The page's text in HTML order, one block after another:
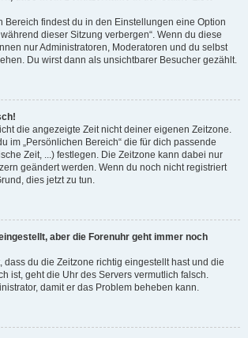
Bereich findest du in den Einstellungen eine Option
dieser Sitzung verbergen“. Wenn du diese
nur Administratoren, Moderatoren und du selbst
Du wirst dann als unsichtbarer Besucher gezählt.
die angezeigte Zeit nicht deiner eigenen Zeitzone.
im „Persönlichen Bereich“ die für dich passende
Zeit, ...) festlegen. Die Zeitzone kann dabei nur
geändert werden. Wenn du noch nicht registriert
dies jetzt zu tun.
aber die Forenuhr geht immer noch
dass du die Zeitzone richtig eingestellt hast und die
ist, geht die Uhr des Servers vermutlich falsch.
damit er das Problem beheben kann.